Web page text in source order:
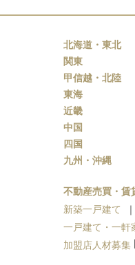
北海道・東北
関東
甲信越・北陸
東海
近畿
中国
四国
九州・沖縄
不動産売買・賃
新築一戸建て
一戸建て・一軒
加盟店人材募集